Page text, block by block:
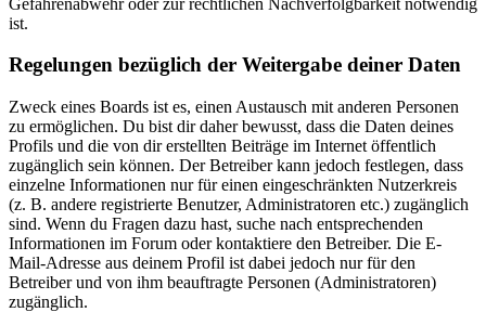
ist.
Regelungen bezüglich der Weitergabe deiner Daten
Zweck eines Boards ist es, einen Austausch mit anderen Personen
zu ermöglichen. Du bist dir daher bewusst, dass die Daten deines
Profils und die von dir erstellten Beiträge im Internet öffentlich
zugänglich sein können. Der Betreiber kann jedoch festlegen, dass
einzelne Informationen nur für einen eingeschränkten Nutzerkreis
(z. B. andere registrierte Benutzer, Administratoren etc.) zugänglich
sind. Wenn du Fragen dazu hast, suche nach entsprechenden
Informationen im Forum oder kontaktiere den Betreiber. Die E-
Mail-Adresse aus deinem Profil ist dabei jedoch nur für den
Betreiber und von ihm beauftragte Personen (Administratoren)
zugänglich.